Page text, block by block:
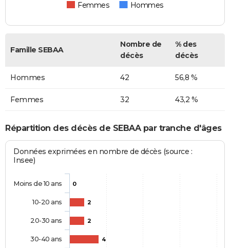
Femmes Hommes
Famille SEBAA
Nombre de
décès
% des
décès
Hommes 42 56,8 %
Femmes 32 43,2 %
Répartition des décès de SEBAA par tranche d'âges
Données exprimées en nombre de décès (source :
Insee)
0
2
2
4
Moins de 10 ans
10-20 ans
20-30 ans
30-40 ans